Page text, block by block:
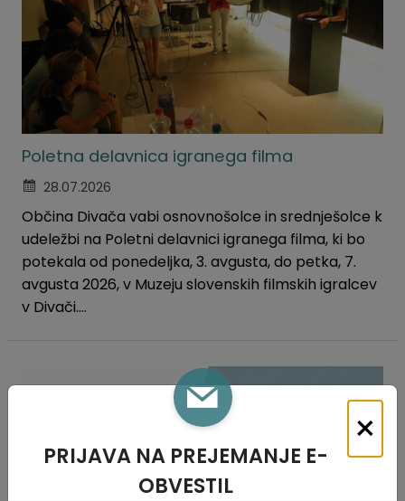
Poletna delavnica igranega filma
28.07.2026
Občina Divača vabi osnovnošolce in srednješolce k
udeležbi na Poletni delavnici igranega filma, ki bo
potekala od ponedeljka, 3. avgusta, do petka, 7.
avgusta 2026, v Muzeju slovenskih filmskih igralcev
v Divači....
×
PRIJAVA NA PREJEMANJE E-
OBVESTIL